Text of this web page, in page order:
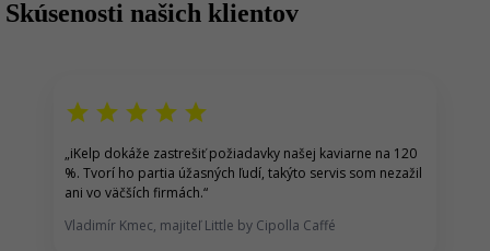
Skúsenosti našich klientov
star star star star star
„iKelp dokáže zastrešiť požiadavky našej kaviarne na 120
%. Tvorí ho partia úžasných ľudí, takýto servis som nezažil
ani vo väčších firmách.“
Vladimír Kmec, majiteľ Little by Cipolla Caffé